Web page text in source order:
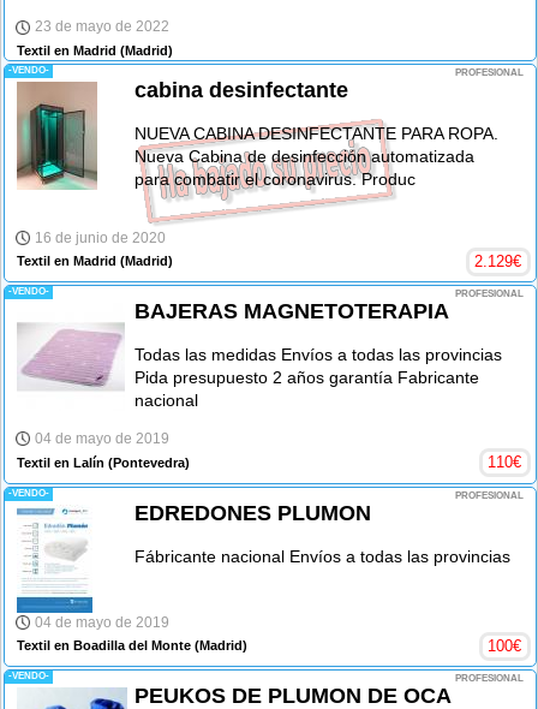
23 de mayo de 2022
Textil en Madrid (Madrid)
-VENDO- PROFESIONAL
cabina desinfectante
NUEVA CABINA DESINFECTANTE PARA ROPA.
Nueva Cabina de desinfección automatizada
para combatir el coronavirus. Produc
16 de junio de 2020
Textil en Madrid (Madrid) 2.129€
-VENDO- PROFESIONAL
BAJERAS MAGNETOTERAPIA
Todas las medidas Envíos a todas las provincias
Pida presupuesto 2 años garantía Fabricante
nacional
04 de mayo de 2019
Textil en Lalín (Pontevedra) 110€
-VENDO- PROFESIONAL
EDREDONES PLUMON
Fábricante nacional Envíos a todas las provincias
04 de mayo de 2019
Textil en Boadilla del Monte (Madrid) 100€
-VENDO- PROFESIONAL
PEUKOS DE PLUMON DE OCA